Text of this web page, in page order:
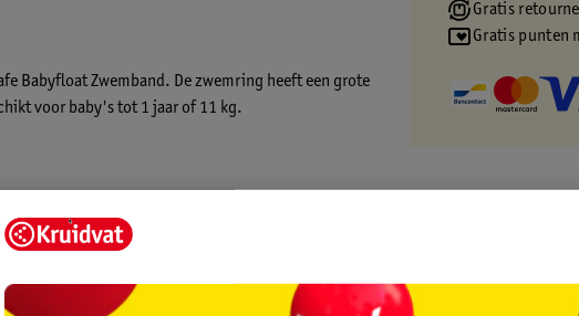
Babyfloat Zwemband. De zwemring heeft een grote
voor baby's tot 1 jaar of 11 kg.
Gratis
Gratis punten